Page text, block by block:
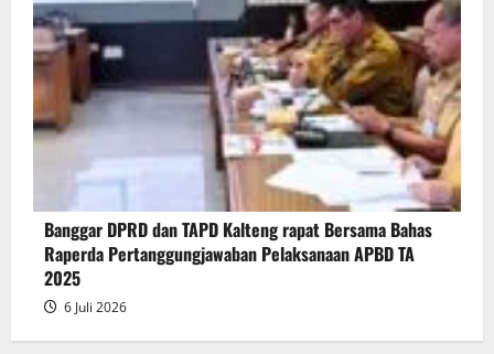
Banggar DPRD dan TAPD Kalteng rapat Bersama Bahas
Raperda Pertanggungjawaban Pelaksanaan APBD TA
2025
6 Juli 2026